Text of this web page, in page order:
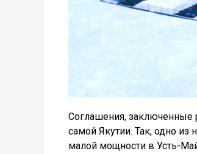
Соглашения, заключенные
самой Якутии. Так, одно из
малой мощности в Усть-